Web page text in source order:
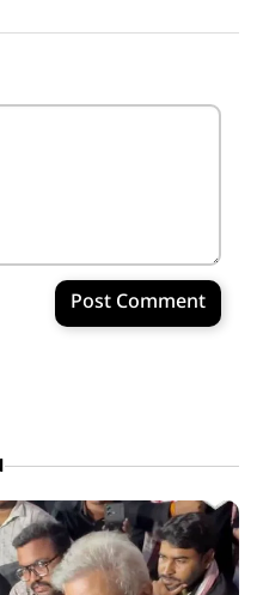
Post Comment